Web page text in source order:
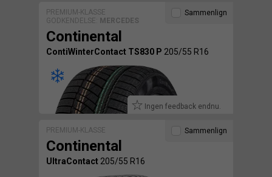
PREMIUM-KLASSE
GODKENDELSE:
MERCEDES
Continental
ContiWinterContact TS830 P 205/55 R16
Ingen feedback endnu.
Sammenlign
PREMIUM-KLASSE
Continental
UltraContact 205/55 R16
Sammenlign